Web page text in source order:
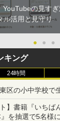
YouTubeの見す
ル活用と見守り
● ● ●
キング
24時間
区の小中学校で
】書籍『いちば
』を抽選で5名